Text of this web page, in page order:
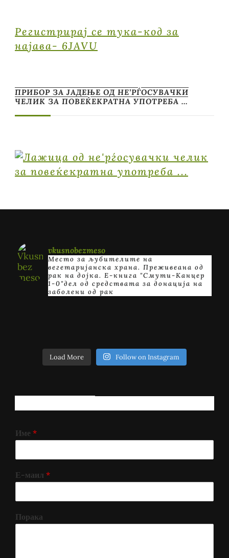
Регистрирај се тука-код за
најава- 6JAVU
ПРИБОР ЗА ЈАДЕЊЕ ОД НЕ’РЃОСУВАЧКИ
ЧЕЛИК ЗА ПОВЕЌЕКРАТНА УПОТРЕБА …
vkusnobezmeso
Место за љубителите на
вегетаријанска храна. Преживеана од
рак на дојка. E-книга "Смути-Канцер
1-0"дел од средствата за донација на
заболени од рак
Load More Follow on Instagram
Име *
Е-маил *
Порака